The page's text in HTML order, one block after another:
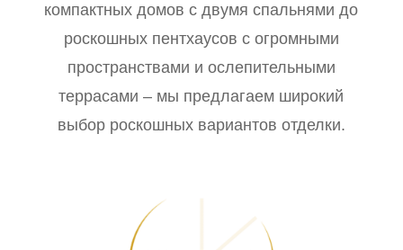
компактных домов с двумя спальнями до
роскошных пентхаусов с огромными
пространствами и ослепительными
террасами – мы предлагаем широкий
выбор роскошных вариантов отделки.